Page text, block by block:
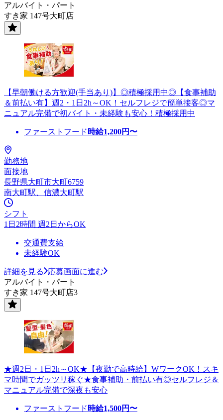
アルバイト・パート
すき家 147号大町店
【早朝働ける方歓迎(手当あり)】◎積極採用中◎【食事補助
＆前払い有】週2・1日2h～OK！セルフレジで簡単接客◎マ
ニュアル完備で初バイト・未経験も安心！積極採用中
ファーストフード 時給1,200円〜
勤務地
面接地
長野県大町市大町6759
南大町駅、信濃大町駅
シフト
1日2時間 週2日からOK
交通費支給
未経験OK
詳細を見る
応募画面に進む
アルバイト・パート
すき家 147号大町店3
★週2日・1日2h～OK★【夜勤で高時給】WワークOK！スキ
マ時間でガッツリ稼ぐ★食事補助・前払い有◎セルフレジ＆
マニュアル完備で深夜も安心
ファーストフード 時給1,500円〜